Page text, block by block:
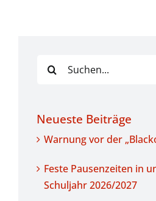
nach:
Neueste Beiträge
Warnung vor der
Feste Pausenzeiten in
Schuljahr 2026/2027